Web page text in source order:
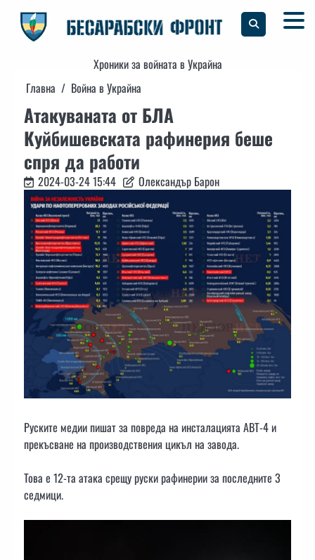
content
Хроники за войната в Украйна
Главна
Война в Украйна
Атакуваната от БЛА
Куйбишевската рафинерия беше
спря да работи
2024-03-24 15:44 Олександър Барон
Руските медии пишат за повреда на инсталацията АВТ-4 и
прекъсване на производствения цикъл на завода.
Това е 12-та атака срещу руски рафинерии за последните 3
седмици.